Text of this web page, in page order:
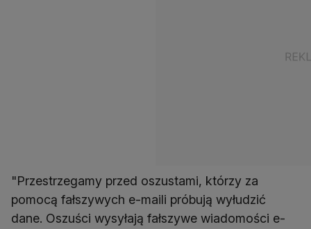
"Przestrzegamy przed oszustami, którzy za
pomocą fałszywych e-maili próbują wyłudzić
dane. Oszuści wysyłają fałszywe wiadomości e-